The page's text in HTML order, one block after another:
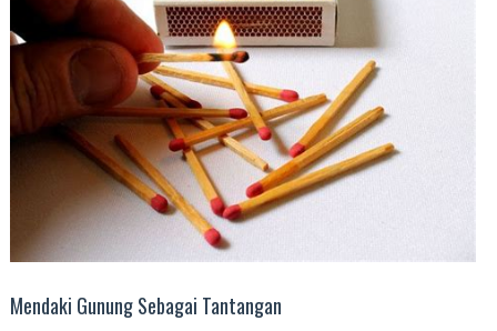
Mendaki Gunung Sebagai Tantangan